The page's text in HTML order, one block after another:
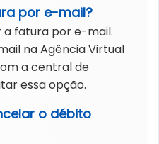
por e-mail?
a fatura por e-mail.
na Agência Virtual
a central de
essa opção.
o débito